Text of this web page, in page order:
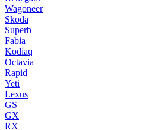
Wagoneer
Skoda
Superb
Fabia
Kodiaq
Octavia
Rapid
Yeti
Lexus
GS
GX
RX